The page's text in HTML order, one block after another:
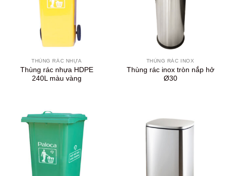
THÙNG RÁC NHỰA
Thùng rác nhựa HDPE
240L màu vàng
THÙNG RÁC INOX
Thùng rác inox tròn nắp hở
Ø30